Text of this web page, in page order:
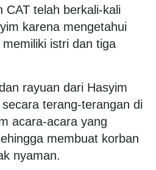
CAT telah berkali-kali
karena mengetahui
istri dan tiga
rayuan dari Hasyim
terang-terangan di
acara-acara yang
membuat korban
nyaman.